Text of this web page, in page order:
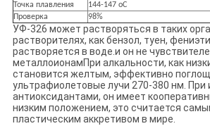
Точка плавления
144-147 oC
Проверка
98%
УФ-326 может растворяться в таких
растворителях, как бензол, туен,
растворяется в воде.и он не
металлоионамПри алкальности, как
становится желтым, эффективно
ультрафиолетовые лучи 270-380 нм. При
антиоксидантами, он имеет
низким положением, это считается
пластическим аккретивом в мире.